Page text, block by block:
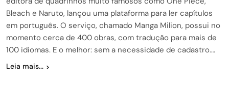
Bleach e Naruto, lançou uma plataforma para ler capítulos
em português. O serviço, chamado Manga Milion, possui no
momento cerca de 400 obras, com tradução para mais de
100 idiomas. E o melhor: sem a necessidade de cadastro….
Leia mais...